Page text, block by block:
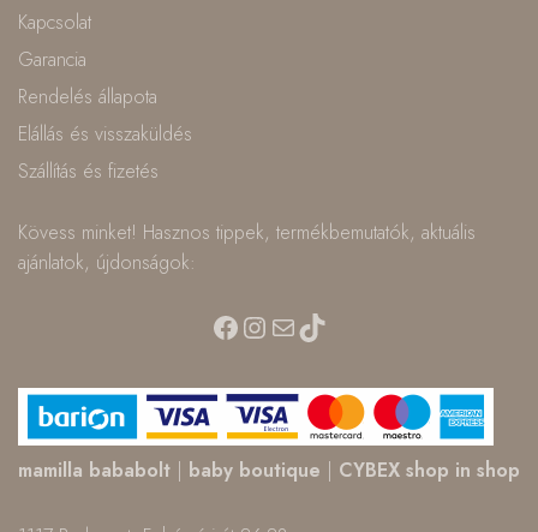
Kapcsolat
Garancia
Rendelés állapota
Elállás és visszaküldés
Szállítás és fizetés
Kövess minket! Hasznos tippek, termékbemutatók, aktuális
ajánlatok, újdonságok:
Facebook
Instagram
MailTikTok
mamilla bababolt | baby boutique | CYBEX shop in shop